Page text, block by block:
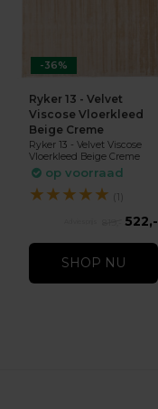
-36%
Ryker 13 - Velvet
Viscose Vloerkleed
Beige Creme
Ryker 13 - Velvet Viscose
Vloerkleed Beige Creme
op voorraad
★★★★★ (1)
522,-
SHOP NU